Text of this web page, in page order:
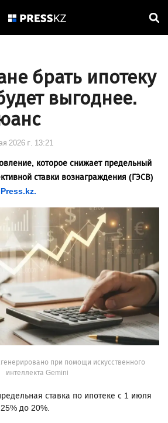
брать ипотеку
выгоднее.
2026 г. 13:21
которое снижает предельный
ставки вознаграждения (ГЭСВ)
при помощи искусственного
интеллекта Gemini
ставка по ипотеке с 1 июля
до 20%.